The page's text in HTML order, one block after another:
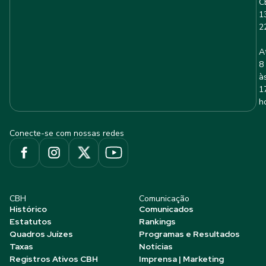
8
Conecte-se com nossas redes
CBH
Histórico
Estatutos
Quadros Juízes
Taxas
Registros Ativos CBH
Comunicação
Comunicados
Rankings
Programas e Resultados
Notícias
Imprensa | Marketing